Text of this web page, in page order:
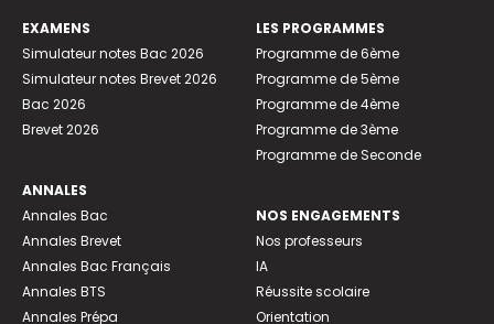
EXAMENS
Simulateur notes Bac 2026
Simulateur notes Brevet 2026
Bac 2026
Brevet 2026
ANNALES
Annales Bac
Annales Brevet
Annales Bac Français
Annales BTS
Annales Prépa
LES PROGRAMMES
Programme de 6ème
Programme de 5ème
Programme de 4ème
Programme de 3ème
Programme de Seconde
NOS ENGAGEMENTS
Nos professeurs
IA
Réussite scolaire
Orientation